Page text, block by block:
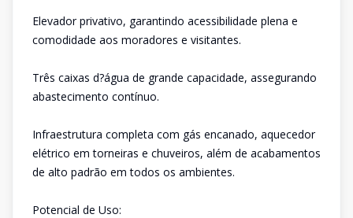
Elevador privativo, garantindo acessibilidade plena e
comodidade aos moradores e visitantes.
Três caixas d?água de grande capacidade, assegurando
abastecimento contínuo.
Infraestrutura completa com gás encanado, aquecedor
elétrico em torneiras e chuveiros, além de acabamentos
de alto padrão em todos os ambientes.
Potencial de Uso: